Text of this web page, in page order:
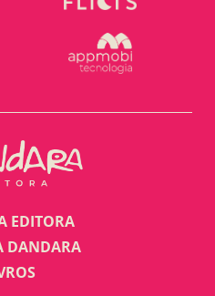
EDITORA
DANDARA